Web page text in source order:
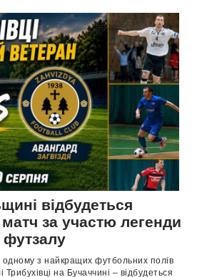
відбудеться
за участю легенди
футзалу
з найкращих футбольних полів
на Бучаччині – відбудеться